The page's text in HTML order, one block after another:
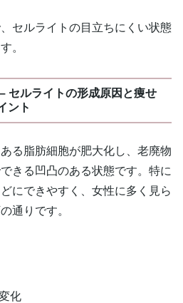
セルライトの目立ちにくい状態
。
セルライトの形成原因と痩せ
ント
る脂肪細胞が肥大化し、老廃物
きる凹凸のある状態です。特に
にできやすく、女性に多く見ら
通りです。
化